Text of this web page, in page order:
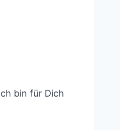
bin für Dich